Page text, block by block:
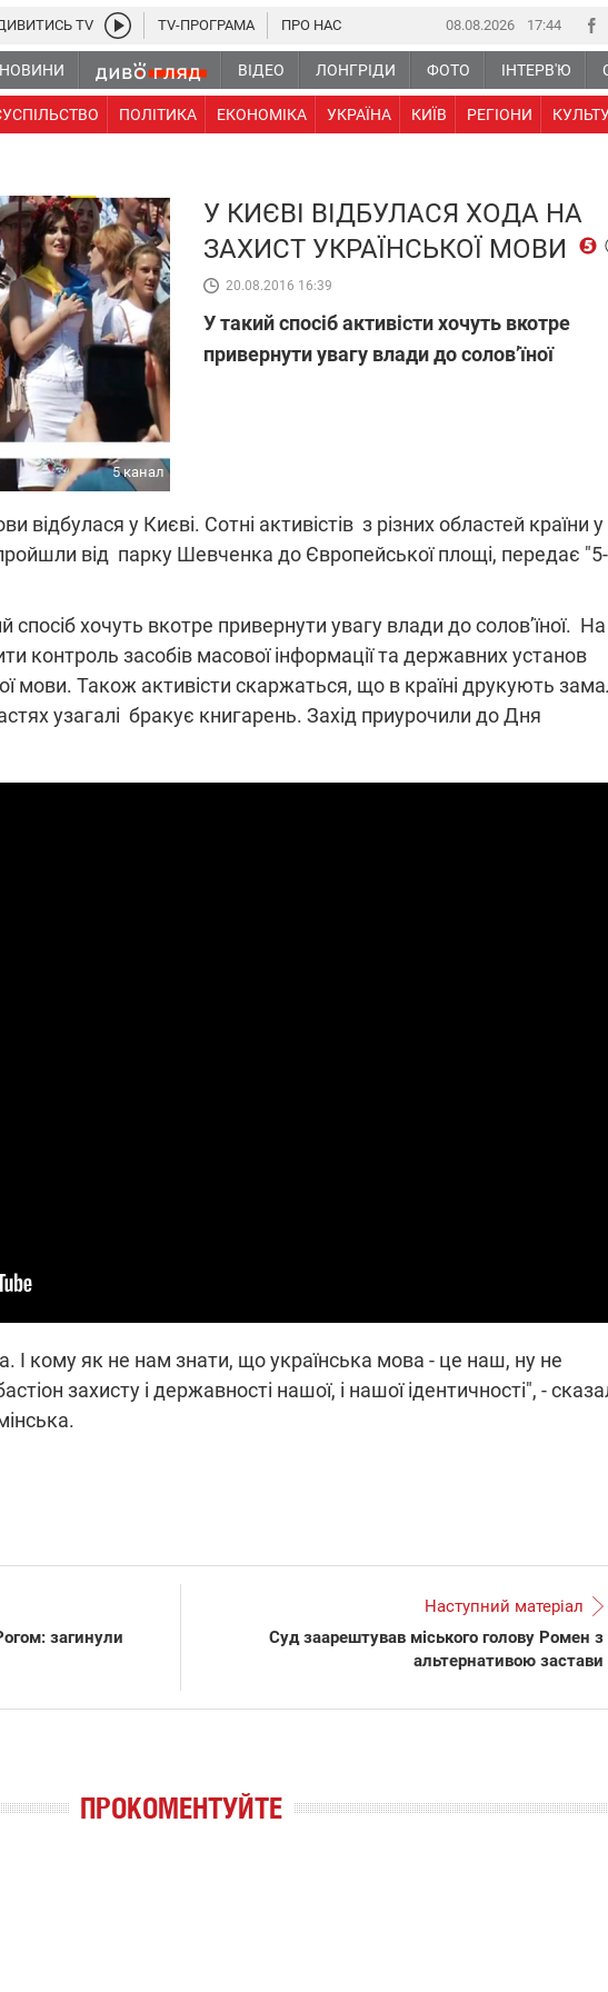
08.08.2026 17:44
НОВИНИ ВІДЕО ЛОНГРІДИ ФОТО ІНТЕРВ'Ю
ПОЛІТИКА ЕКОНОМІКА УКРАЇНА КИЇВ РЕГІОНИ
TV TV-ПРОГРАМА ПРО НАС
5 канал
У КИЄВІ ВІДБУЛАСЯ ХОДА НА
ЗАХИСТ УКРАЇНСЬКОЇ МОВИ
20.08.2016 16:39
У такий спосіб активісти хочуть вкотре
привернути увагу влади до солов’їної
відбулася у Києві. Сотні активістів з різних областей країни у
від парку Шевченка до Європейської площі, передає
хочуть вкотре привернути увагу влади до солов’їної. На
контроль засобів масової інформації та державних установ
мови. Також активісти скаржаться, що в країні друкують
узагалі бракує книгарень. Захід приурочили до Дня
І кому як не нам знати, що українська мова - це наш, ну не
захисту і державності нашої, і нашої ідентичності", -
загинули
Наступний матеріал
Суд заарештував міського голову Ромен з
альтернативою застави
ПРОКОМЕНТУЙТЕ
Частина споживачів у чотирьох
областях залишається без світла після
російських обстрілів
Готуйте павербанки: через аномальну
спеку у серпні, можуть повернутися
Нова підозра у справі Міндіча:
взялося за колишнього
директора Енергоатому
З колишнього віцепрем'єра
Чернишова зняли електронний